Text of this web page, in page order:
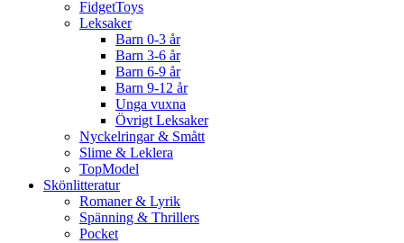
FidgetToys
Leksaker
Barn 0-3 år
Barn 3-6 år
Barn 6-9 år
Barn 9-12 år
Unga vuxna
Övrigt Leksaker
Nyckelringar & Smått
Slime & Leklera
TopModel
Skönlitteratur
Romaner & Lyrik
Spänning & Thrillers
Pocket